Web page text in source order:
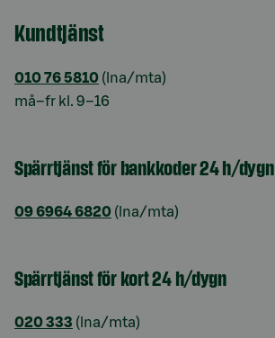
Kundtjänst
010 76 5810 (lna/mta)
må–fr kl. 9–16
Spärrtjänst för bankkoder 24 h/dygn
09 6964 6820 (lna/mta)
Spärrtjänst för kort 24 h/dygn
020 333 (lna/mta)